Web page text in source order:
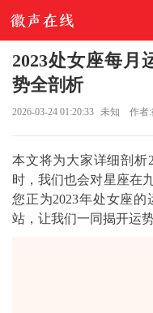
2023处女座每月
势全剖析
2026-03-24 01:20:33 未知 作者
本文将为大家详细剖析
时，我们也会对星座在
您正为2023年处女座
站，让我们一同揭开运